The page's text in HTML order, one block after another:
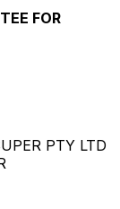
FOR
PTY LTD